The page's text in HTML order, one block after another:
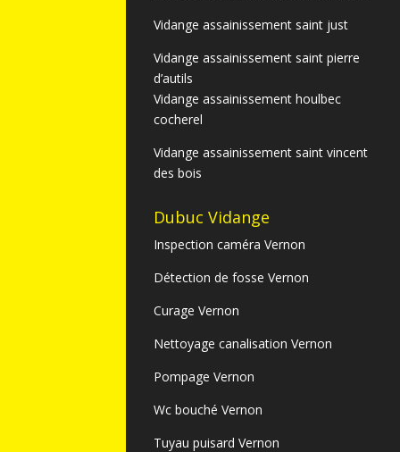
Vidange assainissement saint just
Vidange assainissement saint pierre
d’autils
Vidange assainissement houlbec
cocherel
Vidange assainissement saint vincent
des bois
Dubuc Vidange
Inspection caméra Vernon
Détection de fosse Vernon
Curage Vernon
Nettoyage canalisation Vernon
Pompage Vernon
Wc bouché Vernon
Tuyau puisard Vernon